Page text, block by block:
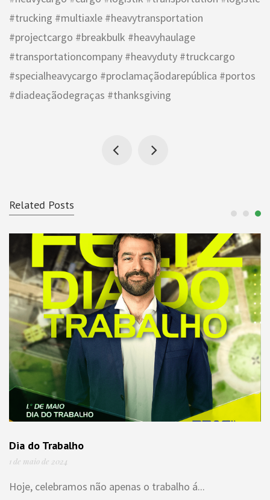
#trucking #multiaxle #heavytransportation
#projectcargo #breakbulk #heavyhaulage
#transportationcompany #heavyduty #truckcargo
#specialheavycargo #proclamaçãodarepública #portos
#diadeaçãodegraças #thanksgiving
Related Posts
Dia do Trabalho
1 de maio de 2024
Hoje, celebramos não apenas o trabalho á...